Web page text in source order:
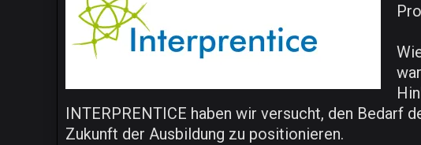
INTERPRENTICE haben wir versucht, den Bedarf
Zukunft der Ausbildung zu positionieren.